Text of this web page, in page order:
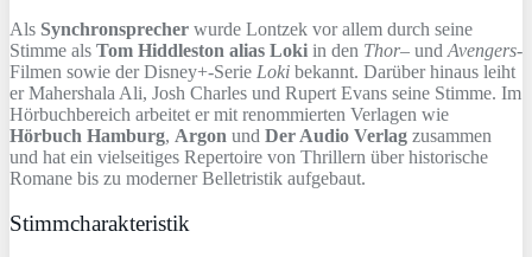
Als Synchronsprecher wurde Lontzek vor allem durch seine
Stimme als Tom Hiddleston alias Loki in den Thor– und Avengers-
Filmen sowie der Disney+-Serie Loki bekannt. Darüber hinaus leiht
er Mahershala Ali, Josh Charles und Rupert Evans seine Stimme. Im
Hörbuchbereich arbeitet er mit renommierten Verlagen wie
Hörbuch Hamburg, Argon und Der Audio Verlag zusammen
und hat ein vielseitiges Repertoire von Thrillern über historische
Romane bis zu moderner Belletristik aufgebaut.
Stimmcharakteristik